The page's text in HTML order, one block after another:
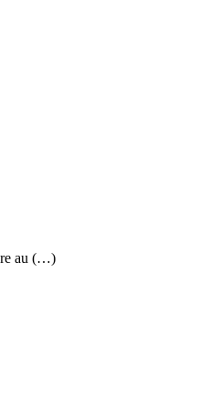
au (…)